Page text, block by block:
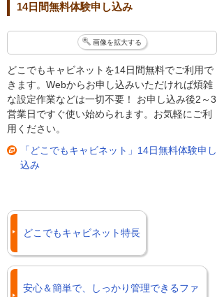
して、完了です。
次に「アクセス権」をつけてみましょう。
「キャビネット管理」の中から「キャビネ
ット設定」を選択します。アクセス権を変
更したいキャビネットを選択します。
「アクセス権管理」をクリックします。
どのアクセス権を付与するかを選択しま
設定をクリックし、完了です。
14日間無料体験申し込み
画像を拡大する
どこでもキャビネットを14日間無料でご利用で
きます。Webからお申し込みいただければ煩雑
な設定作業などは一切不要！ お申し込み後2～3
営業日ですぐ使い始められます。お気軽にご利
用ください。
「どこでもキャビネット」14日無料体験申し
込み
どこでもキャビネット特長
安心＆簡単で、しっかり管理できるファ